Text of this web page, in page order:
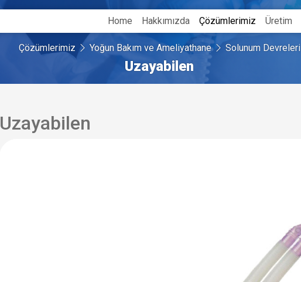
Home Hakkımızda Çözümlerimiz Üretim
Çözümlerimiz Yoğun Bakım ve Ameliyathane Solunum Devreleri
Uzayabilen
Uzayabilen